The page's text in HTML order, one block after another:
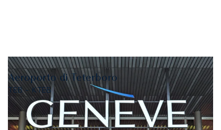
Aeroporto di Teterboro
TEB - KTEB